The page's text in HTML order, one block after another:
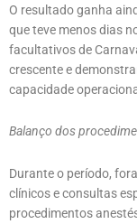
O resultado ganha
que teve menos dias
facultativos de
crescente e
capacidade
Balanço dos
Durante o período,
clínicos e consultas
procedimentos